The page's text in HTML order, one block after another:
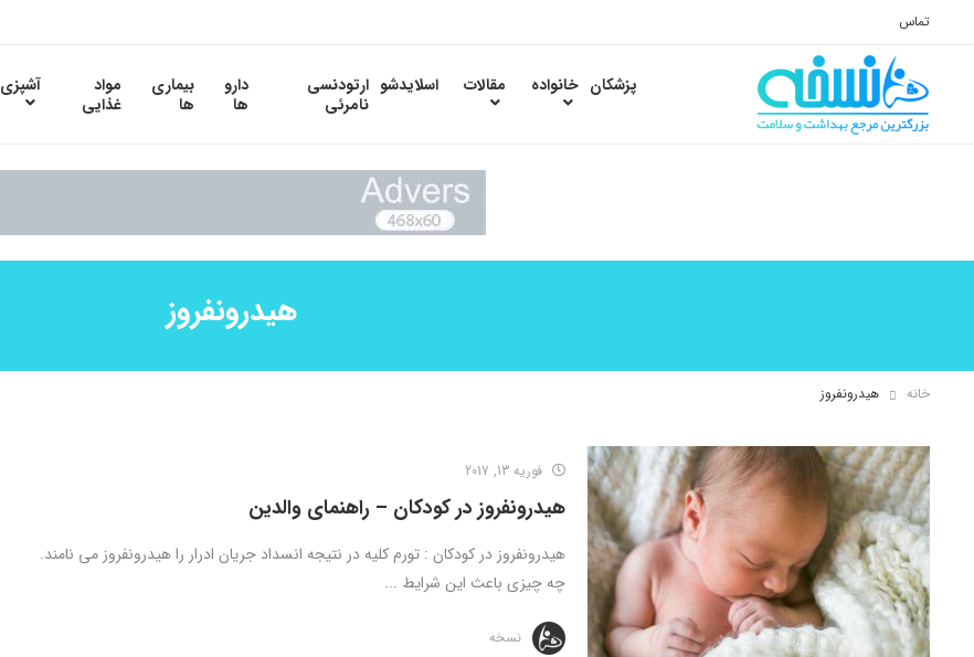
تماس
پزشکان خانواده مقالات اسلایدشو ارتودنسی
نامرئی
دارو
ها
بیماری
ها
مواد
غذایی
آشپزی
هیدرونفروز
خانه هیدرونفروز
فوریه 13, 2017
هیدرونفروز در کودکان – راهنمای والدین
هیدرونفروز در کودکان : تورم کلیه در نتیجه انسداد جریان ادرار را هیدرونفروز می نامند.
چه چیزی باعث این شرایط ...
نسخه